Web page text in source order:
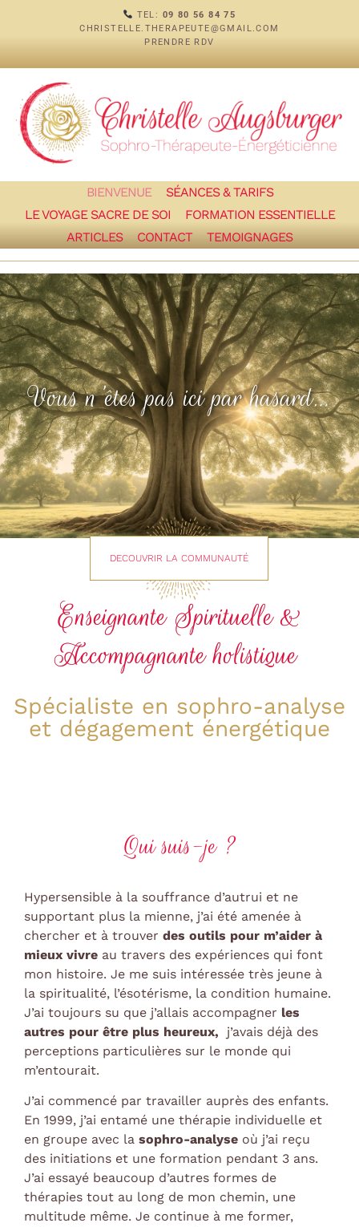
TEL: 09 80 56 84 75
CHRISTELLE.THERAPEUTE@GMAIL.COM
PRENDRE RDV
BIENVENUE
SÉANCES & TARIFS
LE VOYAGE SACRE DE SOI
FORMATION ESSENTIELLE
ARTICLES
CONTACT TEMOIGNAGES
Vous n'êtes pas ici par hasard…
DECOUVRIR LA COMMUNAUTÉ
Enseignante Spirituelle &
Accompagnante holistique
Spécialiste en sophro-analyse
et dégagement énergétique
Qui suis-je ?
Hypersensible à la souffrance d’autrui et ne
supportant plus la mienne, j’ai été amenée à
chercher et à trouver des outils pour m’aider à
mieux vivre au travers des expériences qui font
mon histoire. Je me suis intéressée très jeune à
la spiritualité, l’ésotérisme, la condition humaine.
J’ai toujours su que j’allais accompagner les
autres pour être plus heureux, j’avais déjà des
perceptions particulières sur le monde qui
m’entourait.
J’ai commencé par travailler auprès des enfants.
En 1999, j’ai entamé une thérapie individuelle et
en groupe avec la sophro-analyse où j’ai reçu
des initiations et une formation pendant 3 ans.
J’ai essayé beaucoup d’autres formes de
thérapies tout au long de mon chemin, une
multitude même. Je continue à me former,